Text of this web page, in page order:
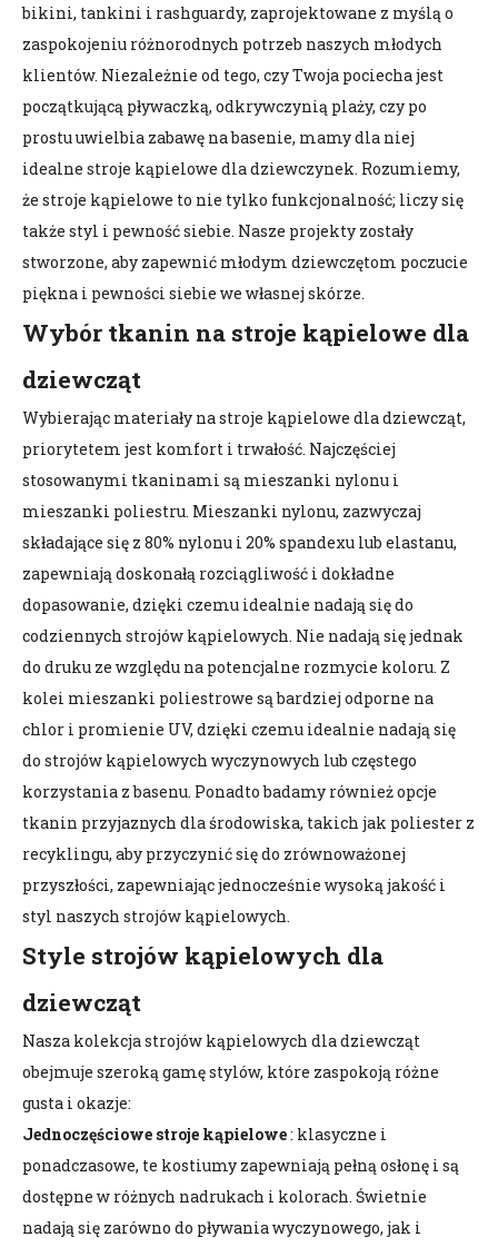
bikini, tankini i rashguardy, zaprojektowane z myślą o
zaspokojeniu różnorodnych potrzeb naszych młodych
klientów. Niezależnie od tego, czy Twoja pociecha jest
początkującą pływaczką, odkrywczynią plaży, czy po
prostu uwielbia zabawę na basenie, mamy dla niej
idealne stroje kąpielowe dla dziewczynek. Rozumiemy,
że stroje kąpielowe to nie tylko funkcjonalność; liczy się
także styl i pewność siebie. Nasze projekty zostały
stworzone, aby zapewnić młodym dziewczętom poczucie
piękna i pewności siebie we własnej skórze.
Wybór tkanin na stroje kąpielowe dla
dziewcząt
Wybierając materiały na stroje kąpielowe dla dziewcząt,
priorytetem jest komfort i trwałość. Najczęściej
stosowanymi tkaninami są mieszanki nylonu i
mieszanki poliestru. Mieszanki nylonu, zazwyczaj
składające się z 80% nylonu i 20% spandexu lub elastanu,
zapewniają doskonałą rozciągliwość i dokładne
dopasowanie, dzięki czemu idealnie nadają się do
codziennych strojów kąpielowych. Nie nadają się jednak
do druku ze względu na potencjalne rozmycie koloru. Z
kolei mieszanki poliestrowe są bardziej odporne na
chlor i promienie UV, dzięki czemu idealnie nadają się
do strojów kąpielowych wyczynowych lub częstego
korzystania z basenu. Ponadto badamy również opcje
tkanin przyjaznych dla środowiska, takich jak poliester z
recyklingu, aby przyczynić się do zrównoważonej
przyszłości, zapewniając jednocześnie wysoką jakość i
styl naszych strojów kąpielowych.
Style strojów kąpielowych dla
dziewcząt
Nasza kolekcja strojów kąpielowych dla dziewcząt
obejmuje szeroką gamę stylów, które zaspokoją różne
gusta i okazje:
Jednoczęściowe stroje kąpielowe: klasyczne i
ponadczasowe, te kostiumy zapewniają pełną osłonę i są
dostępne w różnych nadrukach i kolorach. Świetnie
nadają się zarówno do pływania wyczynowego, jak i